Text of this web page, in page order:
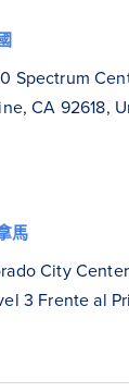
Spectrum
CA 92618,
馬
City
3 Frente al